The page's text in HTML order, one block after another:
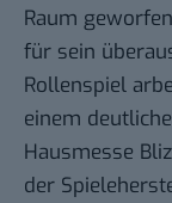
Raum geworfen
für sein
Rollenspiel
einem
Hausmesse
der